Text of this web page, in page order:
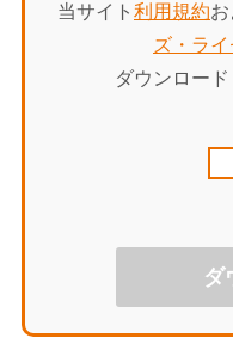
当サイト 利用規約
ズ・ラ
ダウンロード